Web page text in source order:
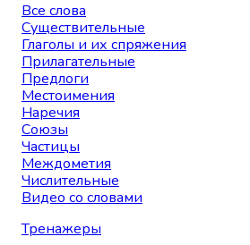
Все слова
Существительные
Глаголы и их спряжения
Прилагательные
Предлоги
Местоимения
Наречия
Союзы
Частицы
Междометия
Числительные
Видео со словами
Тренажеры